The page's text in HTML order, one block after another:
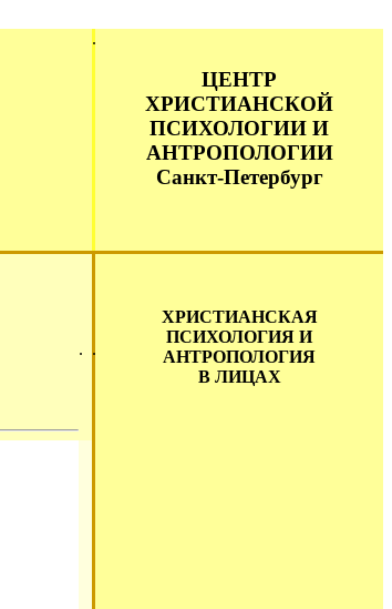
ЦЕНТР
ХРИСТИАНСКОЙ
ПСИХОЛОГИИ И
АНТРОПОЛОГИИ
Санкт-Петербург
ХРИСТИАНСКАЯ
ПСИХОЛОГИЯ И
АНТРОПОЛОГИЯ
В ЛИЦАХ